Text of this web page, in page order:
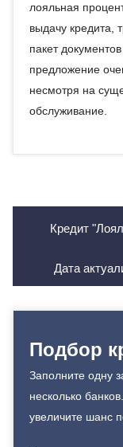
лояльная
выдачу кредита,
пакет
предложение
несмотря на
обслуживание.
Кредит
Дата
Подбор
Заполните одну
несколько
увеличите шанс